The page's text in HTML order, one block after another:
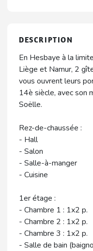
DESCRIPTION
En Hesbaye à la
Liège et Namur, 2
vous ouvrent leurs
14è siècle, avec son
Soëlle.
Rez-de-chaussée :
- Hall
- Salon
- Salle-à-manger
- Cuisine
1er étage :
- Chambre 1 : 1x2 p.
- Chambre 2 : 1x2 p.
- Chambre 3 : 1x2 p.
- Salle de bain